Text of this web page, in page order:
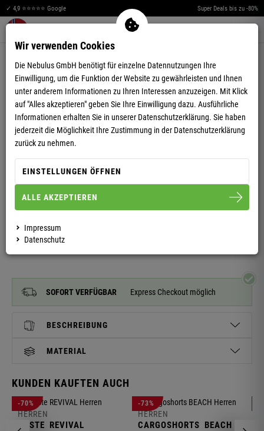
✓ 4,9 ⭐⭐⭐⭐⭐ Google Super Deals bis zu -80%
Warenkorb aufklappen
T-SHIRT CORVIN HERREN
SOFORT VERFÜGBAR Express Checkout möglich
BESCHREIBUNG
MATERIAL
KUNDEN KAUFTEN AUCH
-70%
HERREN
WESTE REVIVAL
-73%
HERREN
CARGOSHORTS BEACH
Wir verwenden Cookies
Die Nebulus GmbH benötigt für einzelne Datennutzungen Ihre
Einwilligung, um die Funktion der Website zu gewährleisten und Ihnen
unter anderem Informationen zu Ihren Interessen anzuzeigen. Mit Klick
auf "Alles akzeptieren" geben Sie Ihre Einwilligung dazu. Ausführliche
Informationen erhalten Sie in unserer Datenschutzerklärung. Sie haben
jederzeit die Möglichkeit Ihre Zustimmung in der Datenschutzerklärung
zurück zu nehmen.
EINSTELLUNGEN ÖFFNEN
ALLE AKZEPTIEREN
Impressum
Datenschutz